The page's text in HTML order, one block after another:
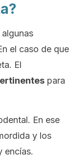
el caso de que
El
para
En ese
y los
encías.